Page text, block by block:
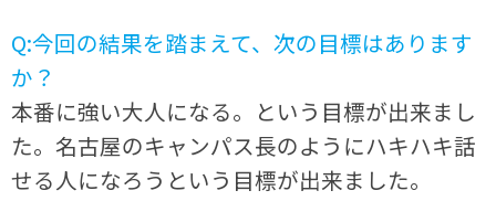
Q:今回の結果を踏まえて、次の目標はあります
か？
本番に強い大人になる。という目標が出来まし
た。名古屋のキャンパス長のようにハキハキ話
せる人になろうという目標が出来ました。